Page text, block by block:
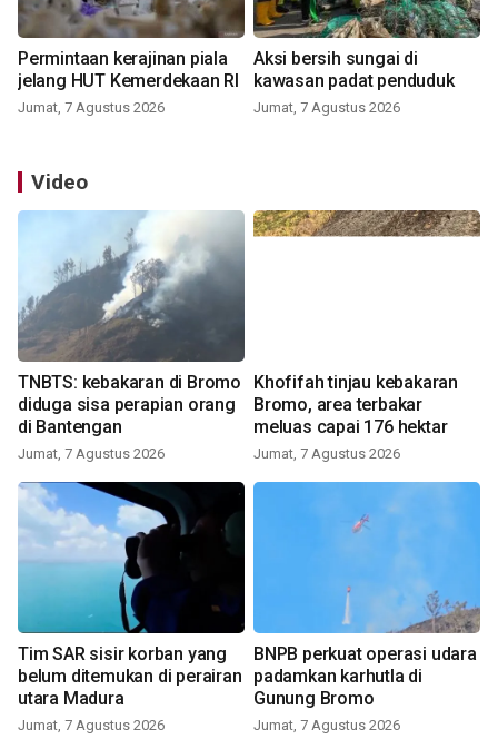
Permintaan kerajinan piala
jelang HUT Kemerdekaan RI
Jumat, 7 Agustus 2026
Aksi bersih sungai di
kawasan padat penduduk
Jumat, 7 Agustus 2026
Video
TNBTS: kebakaran di Bromo
diduga sisa perapian orang
di Bantengan
Jumat, 7 Agustus 2026
Khofifah tinjau kebakaran
Bromo, area terbakar
meluas capai 176 hektar
Jumat, 7 Agustus 2026
Tim SAR sisir korban yang
belum ditemukan di perairan
utara Madura
Jumat, 7 Agustus 2026
BNPB perkuat operasi udara
padamkan karhutla di
Gunung Bromo
Jumat, 7 Agustus 2026